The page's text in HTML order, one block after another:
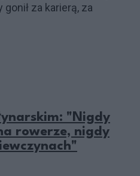
za karierą, za
"Nigdy
rowerze, nigdy